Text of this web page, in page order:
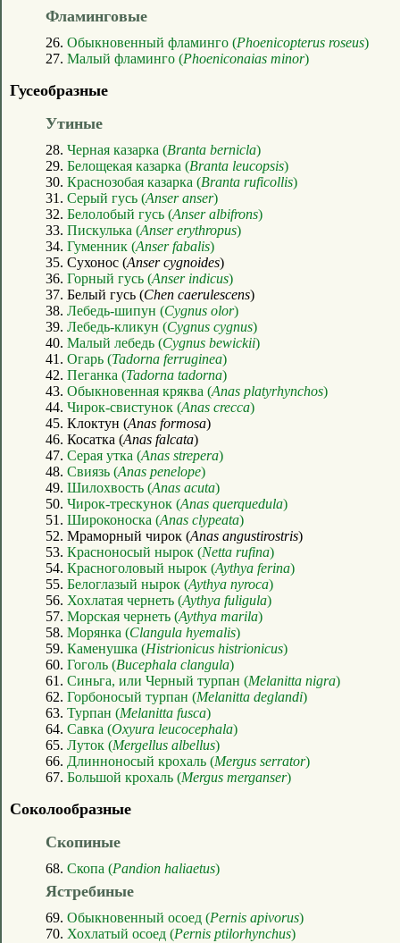
Фламинговые
26. Обыкновенный фламинго (Phoenicopterus roseus)
27. Малый фламинго (Phoeniconaias minor)
Гусеобразные
Утиные
28. Черная казарка (Branta bernicla)
29. Белощекая казарка (Branta leucopsis)
30. Краснозобая казарка (Branta ruficollis)
31. Серый гусь (Anser anser)
32. Белолобый гусь (Anser albifrons)
33. Пискулька (Anser erythropus)
34. Гуменник (Anser fabalis)
35. Сухонос (Anser cygnoides)
36. Горный гусь (Anser indicus)
37. Белый гусь (Chen caerulescens)
38. Лебедь-шипун (Cygnus olor)
39. Лебедь-кликун (Cygnus cygnus)
40. Малый лебедь (Cygnus bewickii)
41. Огарь (Tadorna ferruginea)
42. Пеганка (Tadorna tadorna)
43. Обыкновенная кряква (Anas platyrhynchos)
44. Чирок-свистунок (Anas crecca)
45. Клоктун (Anas formosa)
46. Косатка (Anas falcata)
47. Серая утка (Anas strepera)
48. Свиязь (Anas penelope)
49. Шилохвость (Anas acuta)
50. Чирок-трескунок (Anas querquedula)
51. Широконоска (Anas clypeata)
52. Мраморный чирок (Anas angustirostris)
53. Красноносый нырок (Netta rufina)
54. Красноголовый нырок (Aythya ferina)
55. Белоглазый нырок (Aythya nyroca)
56. Хохлатая чернеть (Aythya fuligula)
57. Морская чернеть (Aythya marila)
58. Морянка (Clangula hyemalis)
59. Каменушка (Histrionicus histrionicus)
60. Гоголь (Bucephala clangula)
61. Синьга, или Черный турпан (Melanitta nigra)
62. Горбоносый турпан (Melanitta deglandi)
63. Турпан (Melanitta fusca)
64. Савка (Oxyura leucocephala)
65. Луток (Mergellus albellus)
66. Длинноносый крохаль (Mergus serrator)
67. Большой крохаль (Mergus merganser)
Соколообразные
Скопиные
68. Скопа (Pandion haliaetus)
Ястребиные
69. Обыкновенный осоед (Pernis apivorus)
70. Хохлатый осоед (Pernis ptilorhynchus)